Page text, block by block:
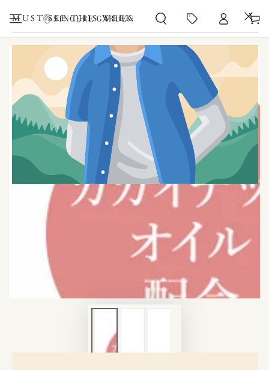
プする
MUST-SEE THIS WEEK
ー
ト
商品の情報にスキップする
モ
ダ
ー
メ
デ